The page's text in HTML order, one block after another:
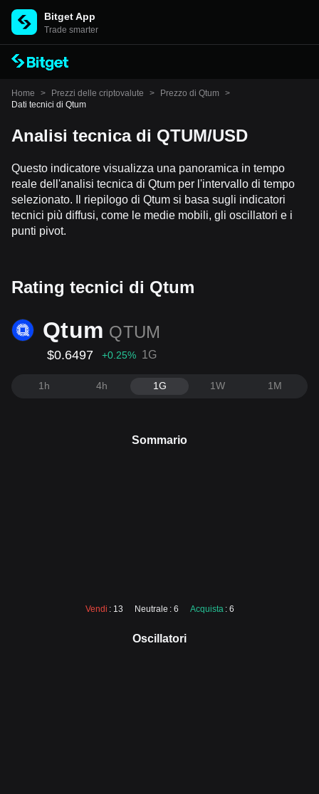
Bitget App
Trade smarter
Home > Prezzi delle criptovalute > Prezzo di Qtum >
Dati tecnici di Qtum
Analisi tecnica di QTUM/USD
Questo indicatore visualizza una panoramica in tempo
reale dell'analisi tecnica di Qtum per l'intervallo di tempo
selezionato. Il riepilogo di Qtum si basa sugli indicatori
tecnici più diffusi, come le medie mobili, gli oscillatori e i
punti pivot.
Rating tecnici di Qtum
Qtum QTUM
$0.6497 +0.25% 1G
1h 4h 1G 1W 1M
Sommario
Vendi : 13 Neutrale : 6 Acquista : 6
Oscillatori